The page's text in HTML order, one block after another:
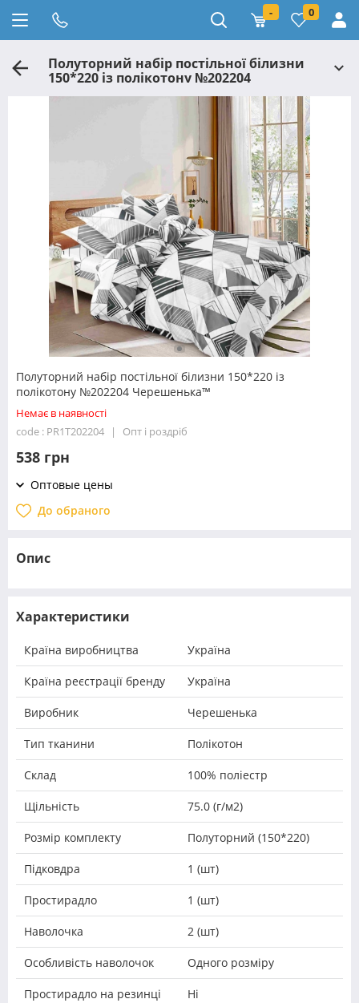
- 0
Полуторний набір постільної білизни
150*220 із полікотону №202204
Черешенька™
Полуторний набір постільної білизни 150*220 із
полікотону №202204 Черешенька™
Немає в наявності
code : PR1T202204
Опт і роздріб
538 грн
Оптовые цены
До обраного
Опис
Характеристики
Країна виробництва Україна
Країна реєстрації бренду Україна
Виробник Черешенька
Тип тканини Полікотон
Склад 100% поліестр
Щільність 75.0 (г/м2)
Розмір комплекту Полуторний (150*220)
Підковдра 1 (шт)
Простирадло 1 (шт)
Наволочка 2 (шт)
Особливість наволочок Одного розміру
Простирадло на резинці Ні